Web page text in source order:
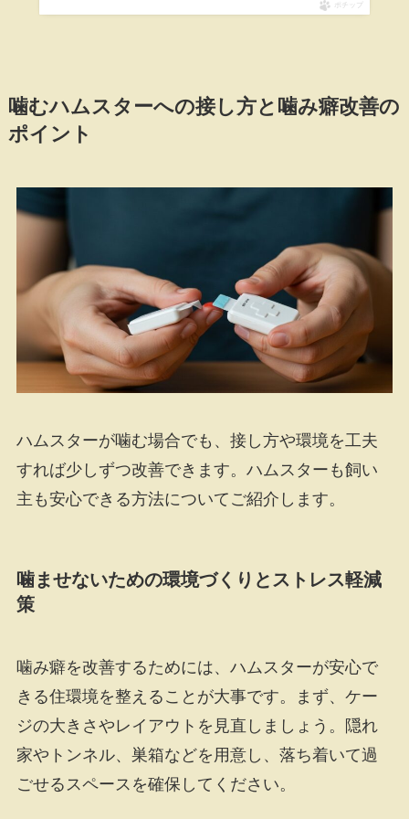
ポチップ
噛むハムスターへの接し方と噛み癖改善の
ポイント
ハムスターが噛む場合でも、接し方や環境を工夫
すれば少しずつ改善できます。ハムスターも飼い
主も安心できる方法についてご紹介します。
噛ませないための環境づくりとストレス軽減
策
噛み癖を改善するためには、ハムスターが安心で
きる住環境を整えることが大事です。まず、ケー
ジの大きさやレイアウトを見直しましょう。隠れ
家やトンネル、巣箱などを用意し、落ち着いて過
ごせるスペースを確保してください。